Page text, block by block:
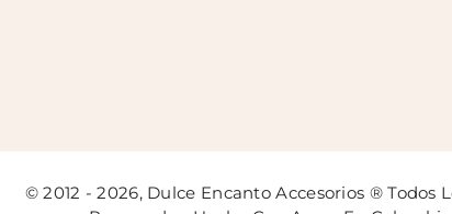
© 2012 - 2026, Dulce Encanto Accesorios ® Todos